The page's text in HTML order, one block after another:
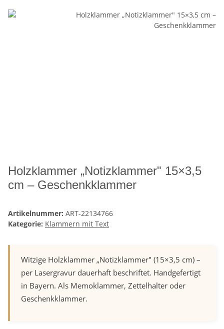
Holzklammer „Notizklammer" 15×3,5
cm – Geschenkklammer
Artikelnummer: ART-22134766
Kategorie: Klammern mit Text
Witzige Holzklammer „Notizklammer" (15×3,5 cm) –
per Lasergravur dauerhaft beschriftet. Handgefertigt
in Bayern. Als Memoklammer, Zettelhalter oder
Geschenkklammer.